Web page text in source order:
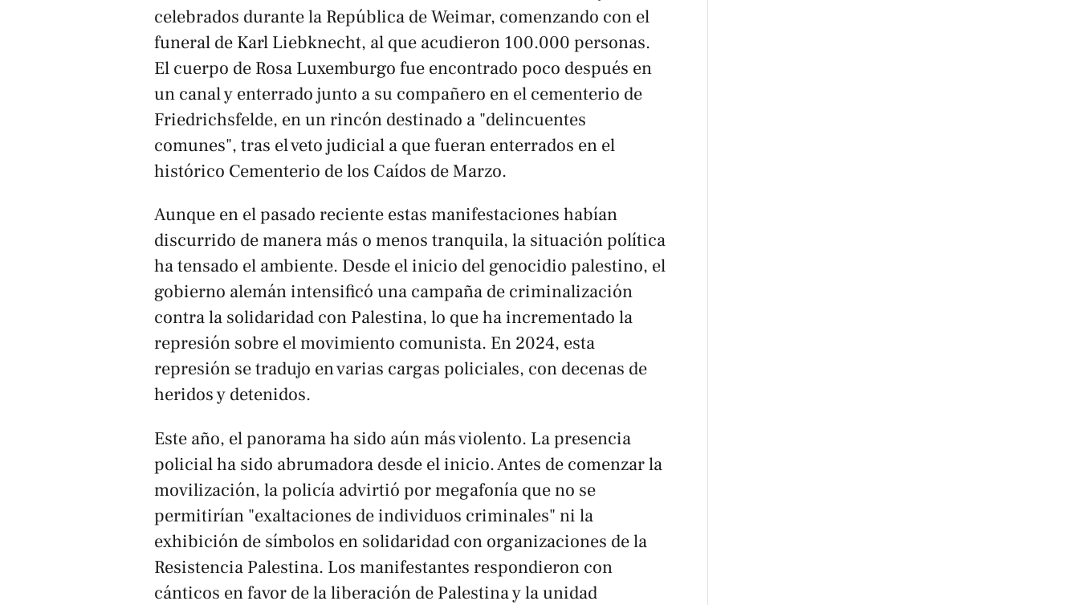
celebrados durante la República de Weimar, comenzando con el
funeral de Karl Liebknecht, al que acudieron 100.000 personas.
El cuerpo de Rosa Luxemburgo fue encontrado poco después en
un canal y enterrado junto a su compañero en el cementerio de
Friedrichsfelde, en un rincón destinado a "delincuentes
comunes", tras el veto judicial a que fueran enterrados en el
histórico Cementerio de los Caídos de Marzo.
Aunque en el pasado reciente estas manifestaciones habían
discurrido de manera más o menos tranquila, la situación política
ha tensado el ambiente. Desde el inicio del genocidio palestino, el
gobierno alemán intensificó una campaña de criminalización
contra la solidaridad con Palestina, lo que ha incrementado la
represión sobre el movimiento comunista. En 2024, esta
represión se tradujo en varias cargas policiales, con decenas de
heridos y detenidos.
Este año, el panorama ha sido aún más violento. La presencia
policial ha sido abrumadora desde el inicio. Antes de comenzar la
movilización, la policía advirtió por megafonía que no se
permitirían "exaltaciones de individuos criminales" ni la
exhibición de símbolos en solidaridad con organizaciones de la
Resistencia Palestina. Los manifestantes respondieron con
cánticos en favor de la liberación de Palestina y la unidad